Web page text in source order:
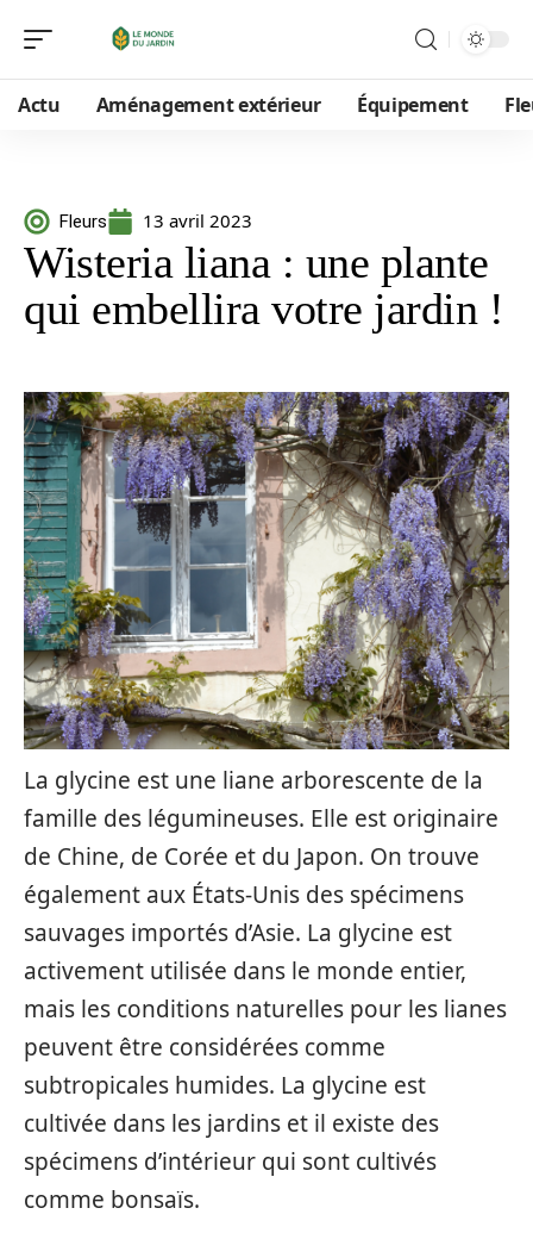
Actu Aménagement extérieur Équipement
Fleurs 13 avril 2023
Wisteria liana : une plante
qui embellira votre jardin !
La glycine est une liane arborescente de la
famille des légumineuses. Elle est originaire
de Chine, de Corée et du Japon. On trouve
également aux États-Unis des spécimens
sauvages importés d’Asie. La glycine est
activement utilisée dans le monde entier,
mais les conditions naturelles pour les lianes
peuvent être considérées comme
subtropicales humides. La glycine est
cultivée dans les jardins et il existe des
spécimens d’intérieur qui sont cultivés
comme bonsaïs.